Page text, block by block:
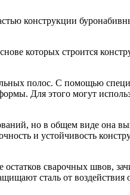
конструкции
которых строится
полос. С помощью
Для этого могут
но в общем виде она
и устойчивость
сварочных швов,
сталь от